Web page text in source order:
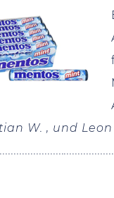
W. , und Leon